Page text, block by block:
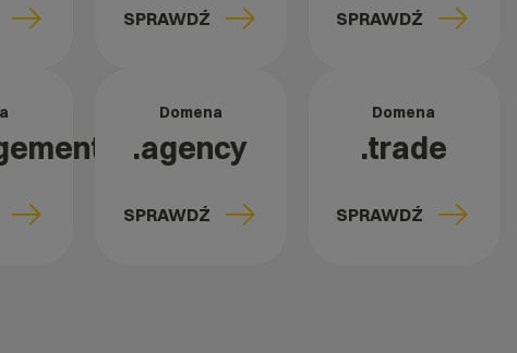
SPRAWDŹ SPRAWDŹ
Domena
.agency
SPRAWDŹ
Domena
.trade
SPRAWDŹ